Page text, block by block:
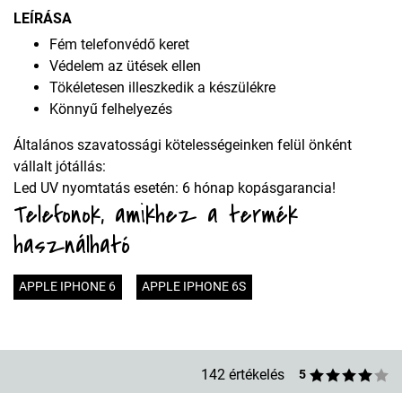
LEÍRÁSA
Fém telefonvédő keret
Védelem az ütések ellen
Tökéletesen illeszkedik a készülékre
Könnyű felhelyezés
Általános szavatossági kötelességeinken felül önként
vállalt jótállás:
Led UV nyomtatás esetén: 6 hónap kopásgarancia!
Telefonok, amikhez a termék
használható
APPLE IPHONE 6 APPLE IPHONE 6S
142 értékelés 5